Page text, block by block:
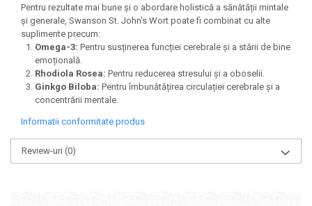
Pentru rezultate mai bune și o abordare holistică a sănătății mintale
și generale, Swanson St. John's Wort poate fi combinat cu alte
suplimente precum:
Omega-3: Pentru susținerea funcției cerebrale și a stării de bine
emoțională.
Rhodiola Rosea: Pentru reducerea stresului și a oboselii.
Ginkgo Biloba: Pentru îmbunătățirea circulației cerebrale și a
concentrării mentale.
Informatii conformitate produs
Review-uri (0)